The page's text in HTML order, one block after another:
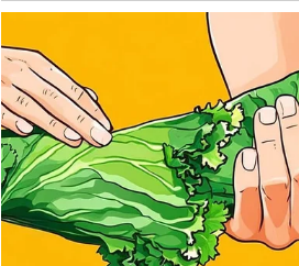
Sreća se vraća onda kada prestanete
zapravo jaki – i koliko vas život voli.
JARAC –
Jarčevi su jedan od znakova koji
previše odgovornosti, previše briga i